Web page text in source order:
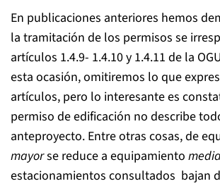
En publicaciones anteriores hemos
la tramitación de los permisos se
artículos 1.4.9- 1.4.10 y 1.4.11 de la
esta ocasión, omitiremos lo que
artículos, pero lo interesante es
permiso de edificación no describe
anteproyecto. Entre otras cosas, de
mayorse reduce a equipamiento
estacionamientos consultados bajan